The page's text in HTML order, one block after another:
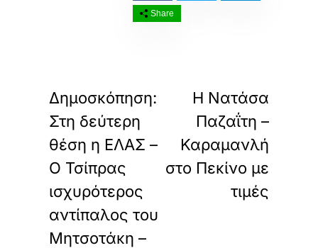
Share
Δημοσκόπηση:
Στη δεύτερη
θέση η ΕΛΑΣ –
Ο Τσίπρας
ισχυρότερος
αντίπαλος του
Μητσοτάκη –
Η Νατάσα
Παζαΐτη –
Καραμανλή
στο Πεκίνο με
τιμές